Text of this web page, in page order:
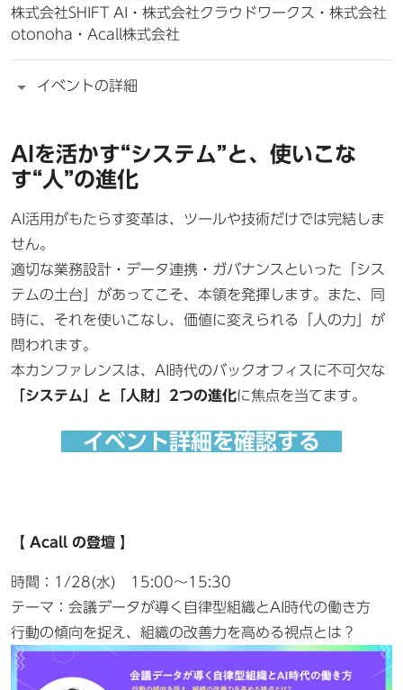
株式会社SHIFT AI・株式会社クラウドワークス・株式会社
otonoha・Acall株式会社
イベントの詳細
AIを活かす“システム”と、使いこな
す“人”の進化
AI活用がもたらす変革は、ツールや技術だけでは完結しま
せん。
適切な業務設計・データ連携・ガバナンスといった「シス
テムの土台」があってこそ、本領を発揮します。また、同
時に、それを使いこなし、価値に変えられる「人の力」が
問われます。
本カンファレンスは、AI時代のバックオフィスに不可欠な
「システム」と「人財」2つの進化に焦点を当てます。
イベント詳細を確認する
【 Acall の登壇 】
時間：1/28(水) 15:00～15:30
テーマ：会議データが導く自律型組織とAI時代の働き方
行動の傾向を捉え、組織の改善力を高める視点とは？